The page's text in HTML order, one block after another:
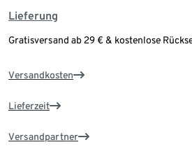
Lieferung
Gratisversand ab 29 € & kostenlose
Versandkosten
Lieferzeit
Versandpartner